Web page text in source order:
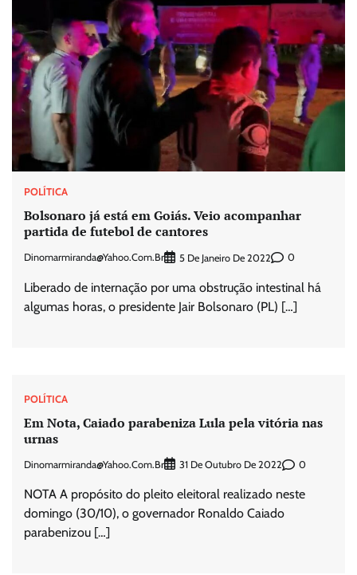
POLÍTICA
Bolsonaro já está em Goiás. Veio acompanhar
partida de futebol de cantores
Dinomarmiranda@yahoo.com.br 5 De Janeiro De 2022 0
Liberado de internação por uma obstrução intestinal há
algumas horas, o presidente Jair Bolsonaro (PL) […]
POLÍTICA
Em Nota, Caiado parabeniza Lula pela vitória nas
urnas
Dinomarmiranda@yahoo.com.br 31 De Outubro De 2022 0
NOTA A propósito do pleito eleitoral realizado neste
domingo (30/10), o governador Ronaldo Caiado
parabenizou […]